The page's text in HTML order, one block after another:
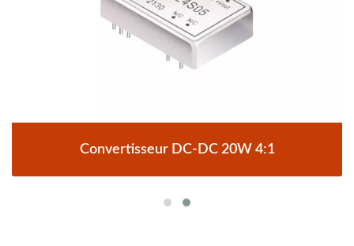
Convertisseur DC-DC 20W 4:1